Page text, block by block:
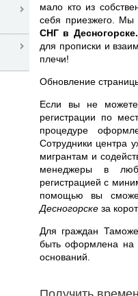
мало кто из
себя приезжего. Мы
СНГ в Десногорске.
для прописки и
плечи!
Обновление
Если вы не
регистрации по
процедуре
Сотрудники центра
мигрантам и
менеджеры в
регистрацией с
помощью вы
Десногорске за
Для граждан
быть оформлена на
оснований.